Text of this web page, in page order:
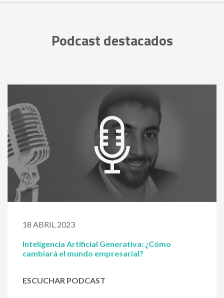
Podcast destacados
18 ABRIL 2023
Inteligencia Artificial Generativa: ¿Cómo
cambiará el mundo empresarial?
ESCUCHAR PODCAST